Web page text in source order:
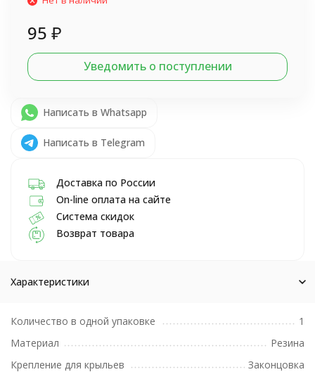
95 ₽
Уведомить о поступлении
Написать в Whatsapp
Написать в Telegram
Доставка по России
On-line оплата на сайте
Система скидок
Возврат товара
Характеристики
Количество в одной упаковке
1
Материал
Резина
Крепление для крыльев
Законцовка